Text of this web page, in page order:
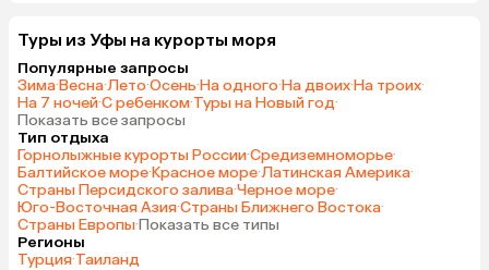
Туры из Уфы на курорты моря
Популярные запросы
Зима·Весна·Лето·Осень·На одного·На двоих·На троих·
На 7 ночей·С ребенком·Туры на Новый год·
Показать все запросы
Тип отдыха
Горнолыжные курорты России·Средиземноморье·
Балтийское море·Красное море·Латинская Америка·
Страны Персидского залива·Черное море·
Юго-Восточная Азия·Страны Ближнего Востока·
Страны Европы·Показать все типы
Регионы
Турция·Таиланд